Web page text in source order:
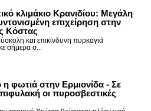
κλιμάκιο Κρανιδίου: Μεγάλη
επιχείρηση στην
Κόστας
και επικίνδυνη πυρκαγιά
σήμερα σ...
φωτιά στην Ερμιονίδα - Σε
οι πυροσβεστικές